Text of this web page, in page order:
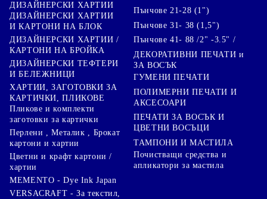
ДИЗАЙНЕРСКИ ХАРТИИ
ДИЗАЙНЕРСКИ ХАРТИИ
И КАРТОНИ НА БЛОК
ДИЗАЙНЕРСКИ ХАРТИИ /
КАРТОНИ НА БРОЙКА
ДИЗАЙНЕРСКИ ТЕФТЕРИ
И БЕЛЕЖНИЦИ
ХАРТИИ, ЗАГОТОВКИ ЗА
КАРТИЧКИ, ПЛИКОВЕ
Пликове и комплекти
заготовки за картички
Перлени , Металик , Брокат
картони и хартии
Цветни и крафт картони /
хартии
Пънчове 21-28 (1")
Пънчове 31- 38 (1,5")
Пънчове 41- 88 /2" -3.5" /
ДЕКОРАТИВНИ ПЕЧАТИ и
ЗА ВОСЪК
ГУМЕНИ ПЕЧАТИ
ПОЛИМЕРНИ ПЕЧАТИ И
АКСЕСОАРИ
ПЕЧАТИ ЗА ВОСЪК И
ЦВЕТНИ ВОСЪЦИ
ТАМПОНИ И МАСТИЛА
Почистващи средства и
апликатори за мастила
MEMENTO - Dye Ink Japan
VERSACRAFT - За текстил,